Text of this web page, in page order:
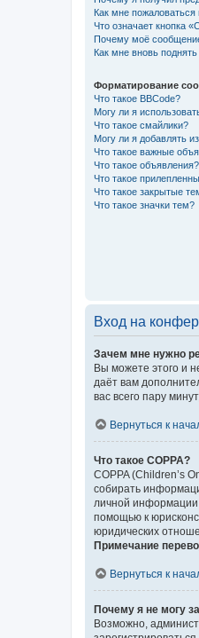
Как мне
Что означает кнопка
Почему моё
Как мне вновь
Форматирование
Что такое BBCode?
Могу ли я
Что такое смайлики?
Могу ли я добавлять
Что такое важные
Что такое объявления?
Что такое
Что такое закрытые
Что такое значки тем?
Вход на
Зачем мне нужно
Вы можете этого и
даёт вам
вас всего пару
Вернуться к
Что такое COPPA?
COPPA (Children’s
собирать
личной информации
помощью к
юридических
Примечание
Вернуться к
Почему я не могу
Возможно,